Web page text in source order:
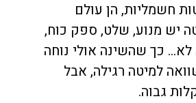
חשמליות, הן עולם
יש מנוע, שלט, ספק כוח,
כך שהשינה אולי נוחה
למיטה רגילה, אבל
גבוה.